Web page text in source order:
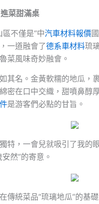
菜甜滿桌
區不僅是“中汽車材料報價
一道融會了德系車材料琉
菜風味奇妙融會。
其名。金黃軟糯的地瓜，
密在口中交織，甜噴鼻醇
是游客們必點的甘旨。
特，一會兒就吸引了我的
然”的寄意。
傳統菜品“琉璃地瓜”的基